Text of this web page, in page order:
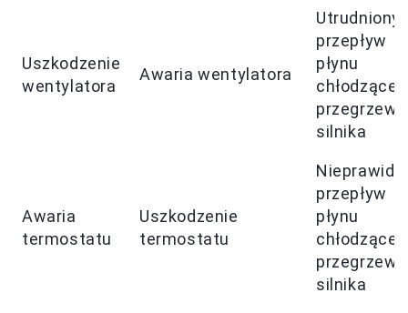
Uszkodzenie
wentylatora
Awaria wentylatora
Utrudniony
przepływ
płynu
silnika
Awaria
termostatu
Uszkodzenie
termostatu
przepływ
płynu
silnika